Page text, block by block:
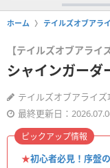
ホーム テイルズオブアラ
【テイルズオブアライズ
シャインガーダ
テイルズオブアライズ
最終更新日：
★初心者必見！序盤
ピックアップ情報